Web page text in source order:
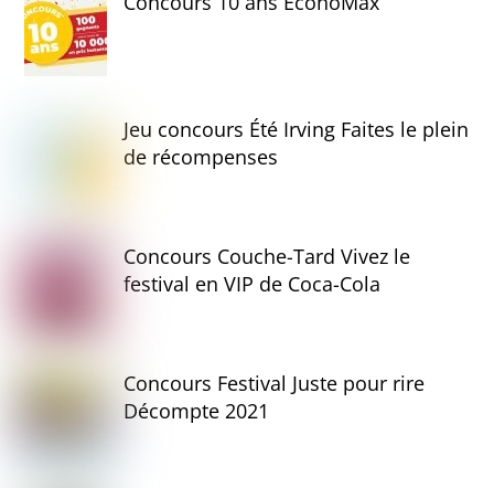
Jeu concours Été Irving Faites le plein
de récompenses
Concours Couche-Tard Vivez le
festival en VIP de Coca-Cola
Concours Festival Juste pour rire
Décompte 2021